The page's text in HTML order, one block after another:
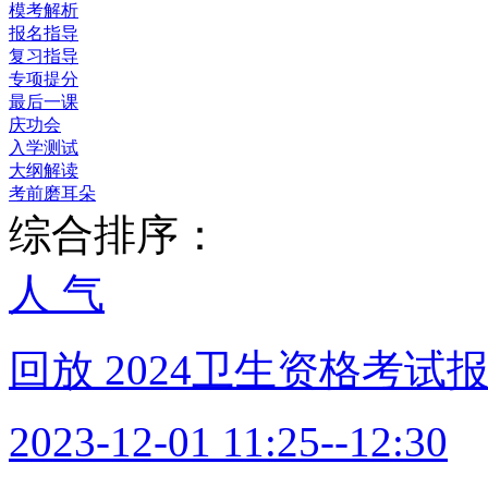
模考解析
报名指导
复习指导
专项提分
最后一课
庆功会
入学测试
大纲解读
考前磨耳朵
综合排序：
人 气
回放 2024卫生资格考试
2023-12-01 11:25--12:30